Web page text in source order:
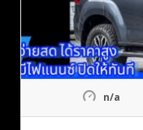
n/a